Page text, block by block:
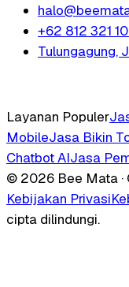
+62 812 321
Tulungagung,
Layanan Populer
MobileJasa Bikin
Chatbot AIJasa
© 2026 Bee Mata ·
Kebijakan Privasi
cipta dilindungi.